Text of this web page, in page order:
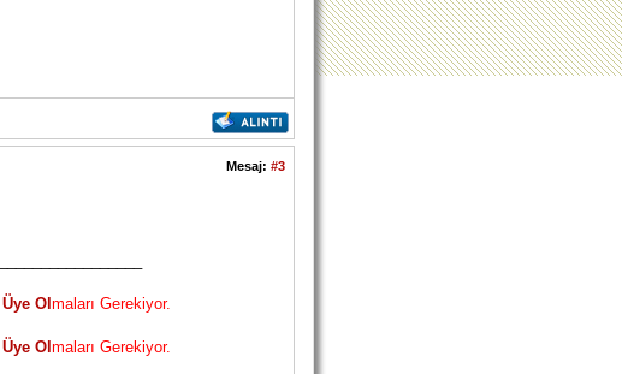
Mesaj: #3
Üye Ol maları Gerekiyor.
Üye Ol maları Gerekiyor.